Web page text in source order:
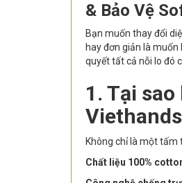
& Bảo Vệ
Bạn muốn thay đổi
hay đơn giản là
quyết tất cả nỗi lo đó
1. Tại
Không chỉ là một
Chất liệu 100%